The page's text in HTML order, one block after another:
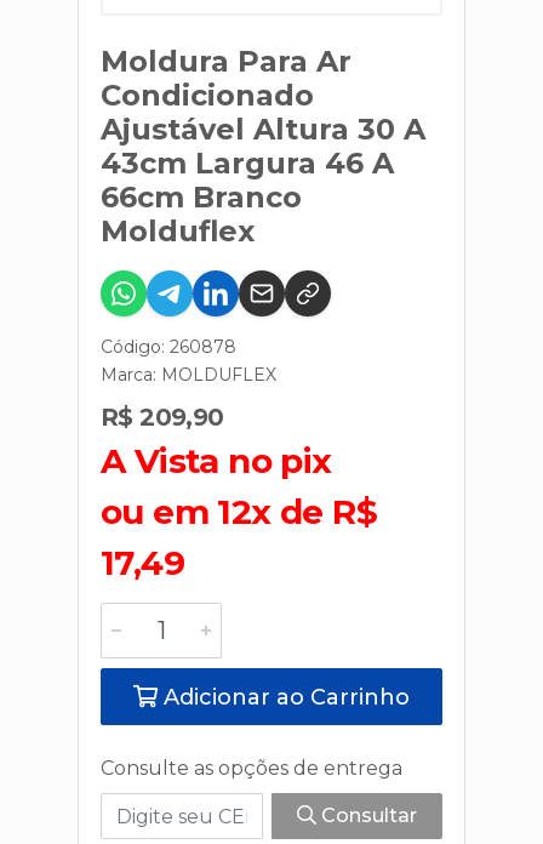
Moldura Para Ar
Condicionado
Ajustável Altura 30 A
43cm Largura 46 A
66cm Branco
Molduflex
Código: 260878
Marca: MOLDUFLEX
R$ 209,90
A Vista no pix
ou em 12x de R$
17,49
Adicionar ao Carrinho
Consulte as opções de entrega
Consultar